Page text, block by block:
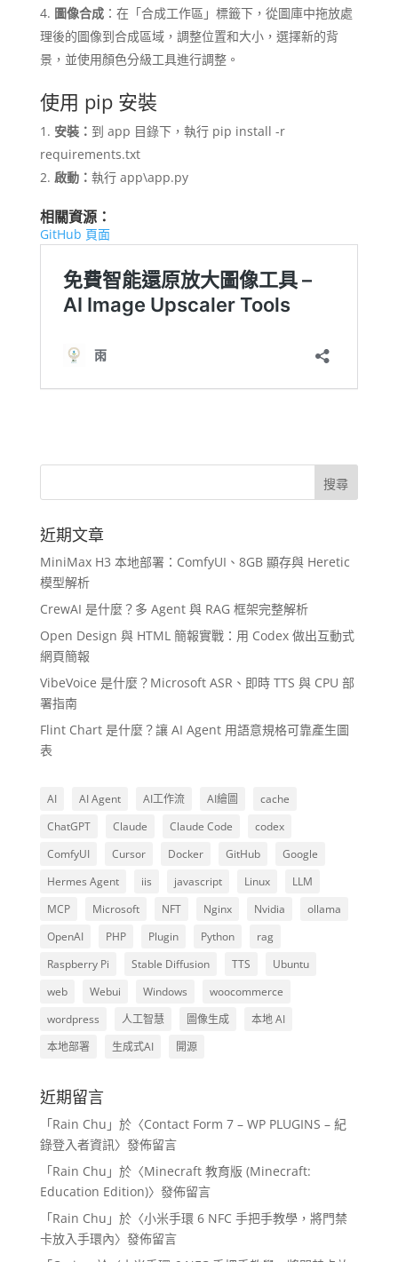
圖像合成：在「合成工作區」標籤下，從圖庫中拖放處
理後的圖像到合成區域，調整位置和大小，選擇新的背
景，並使用顏色分級工具進行調整。
使用 pip 安裝
安裝： 到 app 目錄下，執行 pip install -r
requirements.txt
啟動： 執行 app\app.py
相關資源：
GitHub 頁面
近期文章
MiniMax H3 本地部署：ComfyUI、8GB 顯存與 Heretic
模型解析
CrewAI 是什麼？多 Agent 與 RAG 框架完整解析
Open Design 與 HTML 簡報實戰：用 Codex 做出互動式
網頁簡報
VibeVoice 是什麼？Microsoft ASR、即時 TTS 與 CPU 部
署指南
Flint Chart 是什麼？讓 AI Agent 用語意規格可靠產生圖
表
AI AI Agent AI工作流 AI繪圖
cache
ChatGPT
Claude Claude Code
codex
ComfyUI
Cursor Docker GitHub
Google
Hermes Agent
iis javascript Linux
LLM
MCP
Microsoft NFT Nginx Nvidia
ollama
OpenAI
PHP Plugin Python
rag
Raspberry Pi
Stable Diffusion TTS
Ubuntu
web
Webui Windows
woocommerce
wordpress
人工智慧 圖像生成
本地 AI
本地部署
生成式AI 開源
近期留言
「Rain Chu 」於〈Contact Form 7 – WP PLUGINS – 紀
錄登入者資訊〉發佈留言
「Rain Chu 」於〈Minecraft 教育版 (Minecraft:
Education Edition)〉發佈留言
「Rain Chu 」於〈小米手環 6 NFC 手把手教學，將門禁
卡放入手環內〉發佈留言